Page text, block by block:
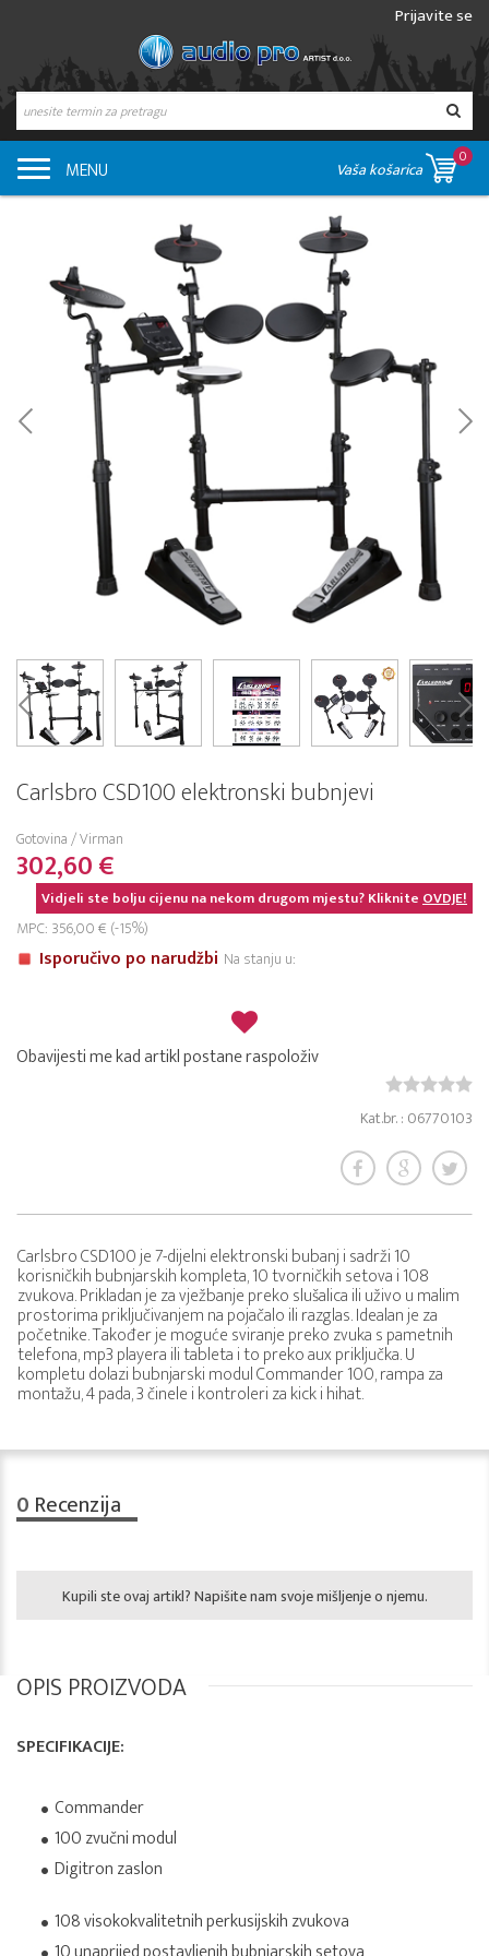
Prijavite se
MENU Vaša košarica
0
Carlsbro CSD100 elektronski bubnjevi
Gotovina / Virman
302,60 €
Vidjeli ste bolju cijenu na nekom drugom mjestu? KlikniteOVDJE!
MPC: 356,00 € (-15%)
Isporučivo po narudžbi Na stanju u:
Obavijesti me kad artikl postane raspoloživ
Kat.br. : 06770103
Carlsbro CSD100 je 7-dijelni elektronski bubanj i sadrži 10
korisničkih bubnjarskih kompleta, 10 tvorničkih setova i 108
zvukova. Prikladan je za vježbanje preko slušalica ili uživo u malim
prostorima priključivanjem na pojačalo ili razglas. Idealan je za
početnike. Također je moguće sviranje preko zvuka s pametnih
telefona, mp3 playera ili tableta i to preko aux priključka. U
kompletu dolazi bubnjarski modul Commander 100, rampa za
montažu, 4 pada, 3 činele i kontroleri za kick i hihat.
0 Recenzija
Kupili ste ovaj artikl? Napišite nam svoje mišljenje o njemu.
OPIS PROIZVODA
SPECIFIKACIJE:
Commander
100 zvučni modul
Digitron zaslon
108 visokokvalitetnih perkusijskih zvukova